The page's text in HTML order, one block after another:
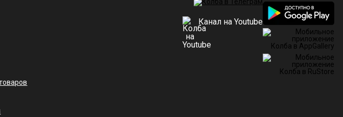
Канал на Youtube